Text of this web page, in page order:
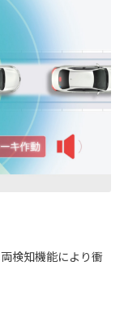
検知機能により衝